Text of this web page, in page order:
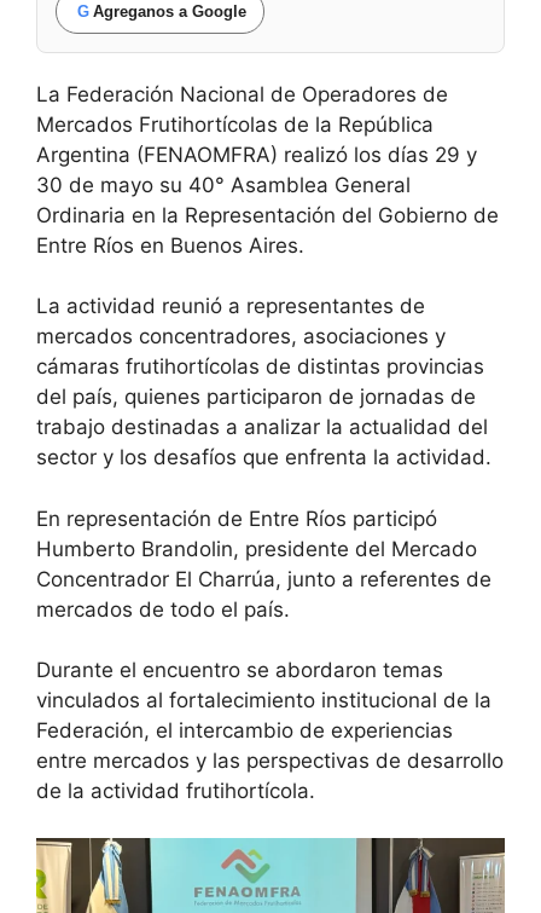
G Agreganos a Google
La Federación Nacional de Operadores de
Mercados Frutihortícolas de la República
Argentina (FENAOMFRA) realizó los días 29 y
30 de mayo su 40° Asamblea General
Ordinaria en la Representación del Gobierno de
Entre Ríos en Buenos Aires.
La actividad reunió a representantes de
mercados concentradores, asociaciones y
cámaras frutihortícolas de distintas provincias
del país, quienes participaron de jornadas de
trabajo destinadas a analizar la actualidad del
sector y los desafíos que enfrenta la actividad.
En representación de Entre Ríos participó
Humberto Brandolin, presidente del Mercado
Concentrador El Charrúa, junto a referentes de
mercados de todo el país.
Durante el encuentro se abordaron temas
vinculados al fortalecimiento institucional de la
Federación, el intercambio de experiencias
entre mercados y las perspectivas de desarrollo
de la actividad frutihortícola.